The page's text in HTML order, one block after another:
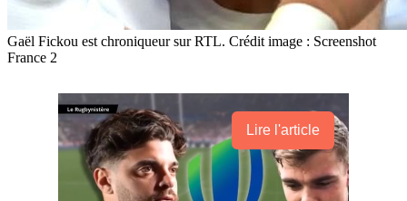
Gaël Fickou est chroniqueur sur RTL. Crédit image : Screenshot
France 2
Lire l'article